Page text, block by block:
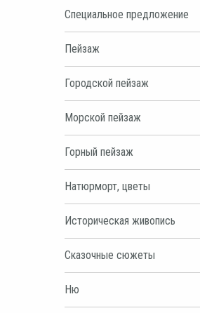
Специальное предложение
Пейзаж
Городской пейзаж
Морской пейзаж
Горный пейзаж
Натюрморт, цветы
Историческая живопись
Сказочные сюжеты
Ню